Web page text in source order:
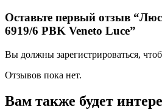
Оставьте первый отзыв
6919/6 PBK Veneto Luce”
Вы должны зарегистрироваться,
Отзывов пока нет.
Вам также будет